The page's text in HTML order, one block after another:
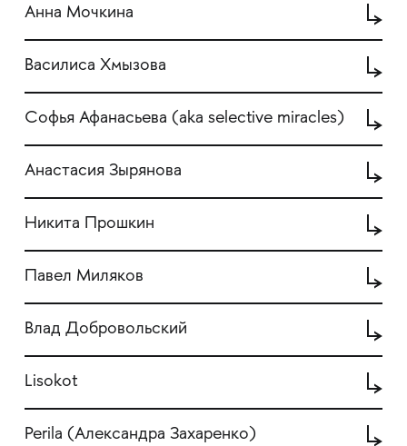
Анна Мочкина
Василиса Хмызова
Софья Афанасьева (aka selective miracles)
Анастасия Зырянова
Никита Прошкин
Павел Миляков
Влад Добровольский
Lisokot
Perila (Александра Захаренко)